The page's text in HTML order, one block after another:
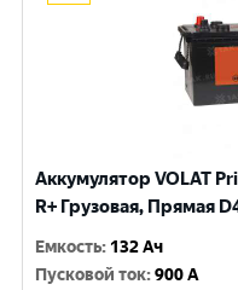
Аккумулятор VOLAT
R+ Грузовая, Прямая
Емкость: 132 Ач
Пусковой ток:900 A